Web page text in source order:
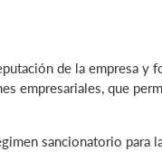
de la empresa y
empresariales, que
sancionatorio